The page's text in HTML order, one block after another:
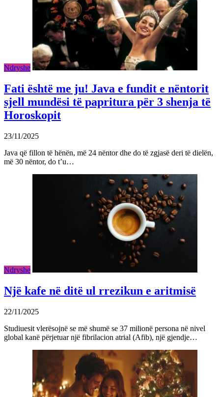
Ndryshe
Fati është me ju! Java e fundit e nëntorit
sjell mundësi të papritura për 3 shenja të
Horoskopit
23/11/2025
Java që fillon të hënën, më 24 nëntor dhe do të zgjasë deri të dielën,
më 30 nëntor, do t’u…
Ndryshe
Një kafe në ditë ul rrezikun e aritmisë
22/11/2025
Studiuesit vlerësojnë se më shumë se 37 milionë persona në nivel
global kanë përjetuar një fibrilacion atrial (Afib), një gjendje…